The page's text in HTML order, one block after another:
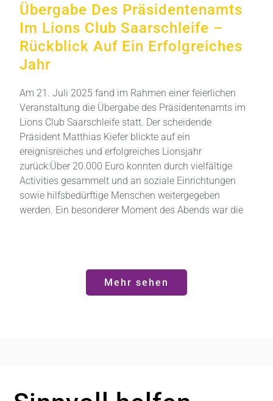
Übergabe Des Präsidentenamts
Im Lions Club Saarschleife –
Rückblick Auf Ein Erfolgreiches
Jahr
Am 21. Juli 2025 fand im Rahmen einer feierlichen
Veranstaltung die Übergabe des Präsidentenamts im
Lions Club Saarschleife statt. Der scheidende
Präsident Matthias Kiefer blickte auf ein
ereignisreiches und erfolgreiches Lionsjahr
zurück:Über 20.000 Euro konnten durch vielfältige
Activities gesammelt und an soziale Einrichtungen
sowie hilfsbedürftige Menschen weitergegeben
werden. Ein besonderer Moment des Abends war die
Mehr sehen